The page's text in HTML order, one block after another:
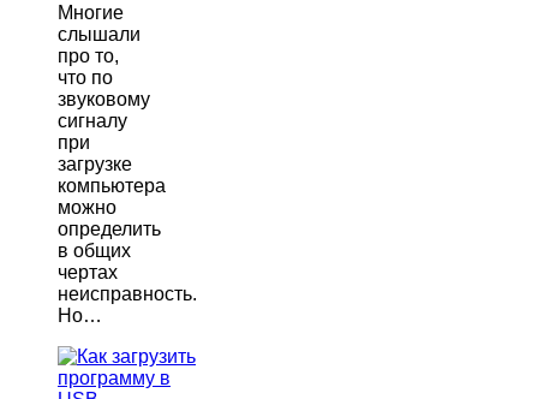
Многие
слышали
про то,
что по
звуковому
сигналу
при
загрузке
компьютера
можно
определить
в общих
чертах
неисправность.
Но…